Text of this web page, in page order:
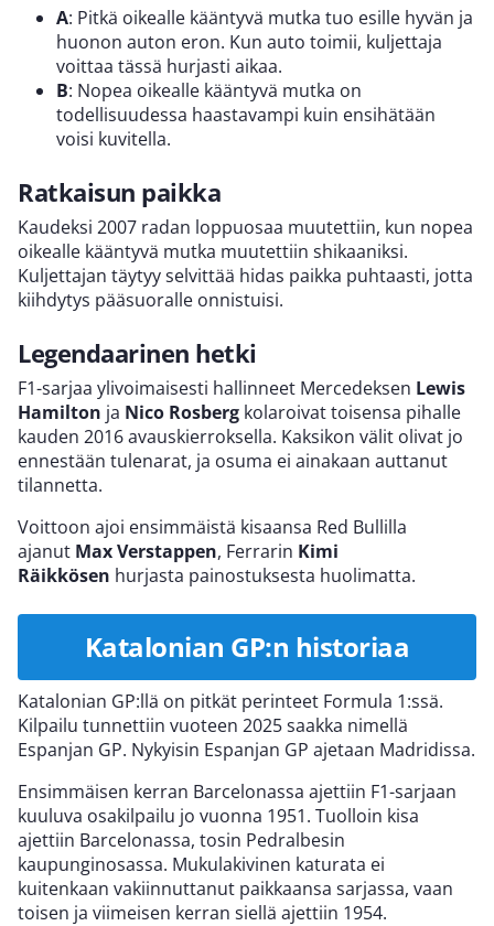
A: Pitkä oikealle kääntyvä mutka tuo esille hyvän ja
huonon auton eron. Kun auto toimii, kuljettaja
voittaa tässä hurjasti aikaa.
B: Nopea oikealle kääntyvä mutka on
todellisuudessa haastavampi kuin ensihätään
voisi kuvitella.
Ratkaisun paikka
Kaudeksi 2007 radan loppuosaa muutettiin, kun nopea
oikealle kääntyvä mutka muutettiin shikaaniksi.
Kuljettajan täytyy selvittää hidas paikka puhtaasti, jotta
kiihdytys pääsuoralle onnistuisi.
Legendaarinen hetki
F1-sarjaa ylivoimaisesti hallinneet Mercedeksen Lewis
Hamilton ja Nico Rosberg kolaroivat toisensa pihalle
kauden 2016 avauskierroksella. Kaksikon välit olivat jo
ennestään tulenarat, ja osuma ei ainakaan auttanut
tilannetta.
Voittoon ajoi ensimmäistä kisaansa Red Bullilla
ajanut Max Verstappen, Ferrarin Kimi
Räikkösen hurjasta painostuksesta huolimatta.
Katalonian GP:n historiaa
Katalonian GP:llä on pitkät perinteet Formula 1:ssä.
Kilpailu tunnettiin vuoteen 2025 saakka nimellä
Espanjan GP. Nykyisin Espanjan GP ajetaan Madridissa.
Ensimmäisen kerran Barcelonassa ajettiin F1-sarjaan
kuuluva osakilpailu jo vuonna 1951. Tuolloin kisa
ajettiin Barcelonassa, tosin Pedralbesin
kaupunginosassa. Mukulakivinen katurata ei
kuitenkaan vakiinnuttanut paikkaansa sarjassa, vaan
toisen ja viimeisen kerran siellä ajettiin 1954.